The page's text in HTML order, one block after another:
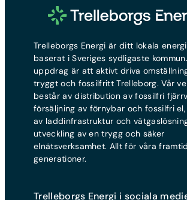
Trelleborgs Energi är ditt lokala
baserat i Sveriges sydligaste
uppdrag är att aktivt driva
tryggt och fossilfritt Trelleborg. Vår
består av distribution av fossilfri
försäljning av förnybar och fossilfri
av laddinfrastruktur och
utveckling av en trygg och säker
elnätsverksamhet. Allt för våra
generationer.
Trelleborgs Energi i sociala